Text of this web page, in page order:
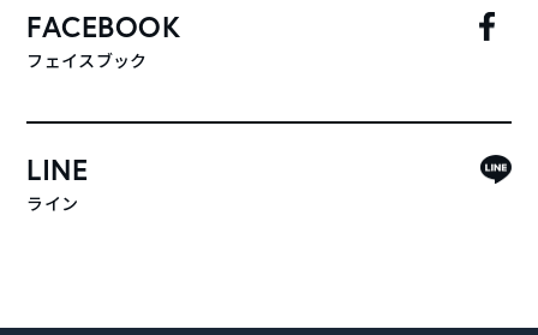
FACEBOOK
フェイスブック
LINE
ライン